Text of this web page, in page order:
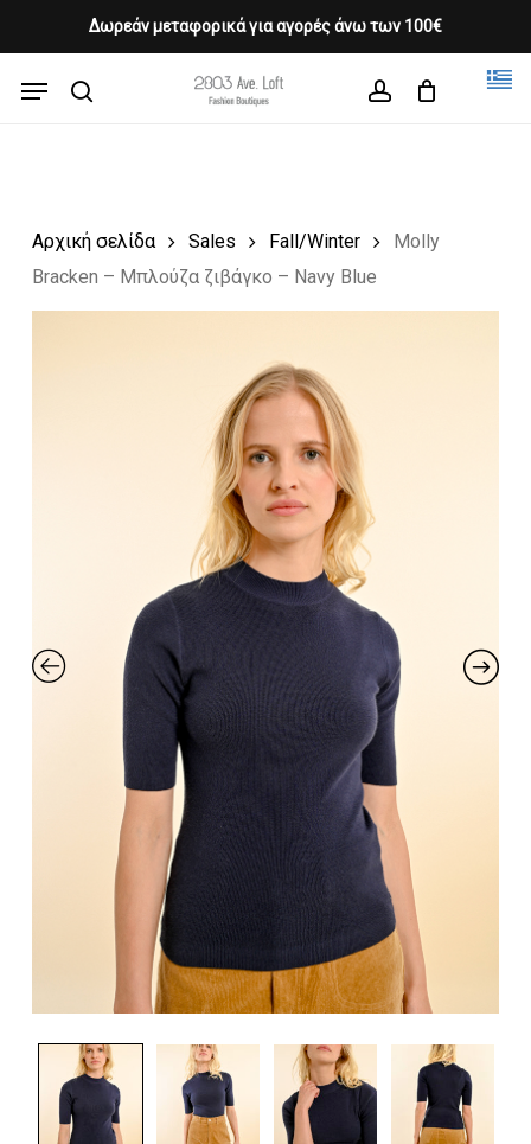
Δωρεάν μεταφορικά για αγορές άνω των 100€
content
Menu
Cart CLOSE
CART
Αρχική σελίδα Sales Fall/Winter
Molly
Bracken – Μπλούζα ζιβάγκο – Navy Blue
Close